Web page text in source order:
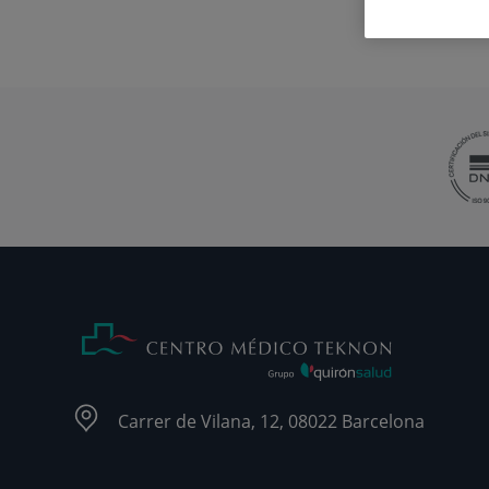
Carrer de Vilana, 12, 08022 Barcelona